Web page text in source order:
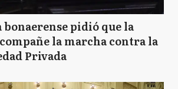
pidió que la
la marcha contra la
Privada